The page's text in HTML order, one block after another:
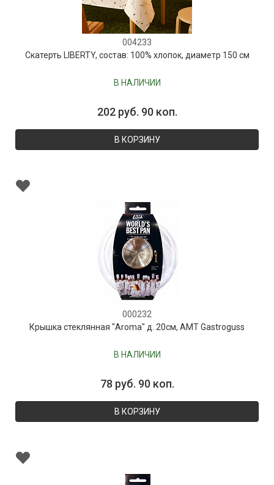
004233
Скатерть LIBERTY, состав: 100% хлопок, диаметр 150 см
В НАЛИЧИИ
202 руб. 90 коп.
В КОРЗИНУ
000232
Крышка стеклянная "Aroma" д. 20см, AMT Gastroguss
В НАЛИЧИИ
78 руб. 90 коп.
В КОРЗИНУ